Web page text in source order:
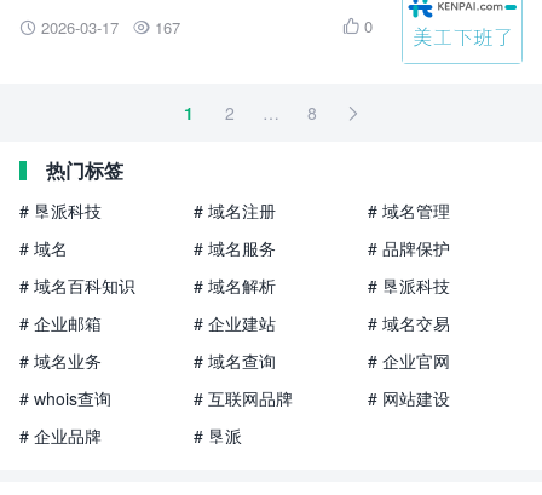
 2026-03-17  167  0
1 2 … 8 
热门标签
# 垦派科技 # 域名注册
# 域名管理
# 域名
# 域名服务
# 品牌保护
# 域名百科知识
# 域名解析
# 垦派科技
# 企业邮箱
# 企业建站
# 域名交易
# 域名业务
# 域名查询
# 企业官网
# whois查询
# 互联网品牌
# 网站建设
# 企业品牌
# 垦派